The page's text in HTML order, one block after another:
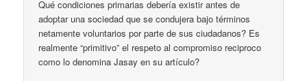
Qué condiciones primarias debería existir antes de
adoptar una sociedad que se condujera bajo términos
netamente voluntarios por parte de sus ciudadanos? Es
realmente “primitivo” el respeto al compromiso reciproco
como lo denomina Jasay en su artículo?